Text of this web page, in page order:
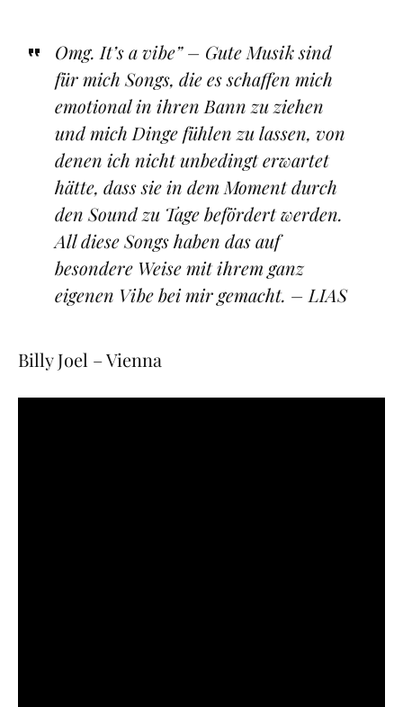
Omg. It’s a vibe” – Gute Musik sind
für mich Songs, die es schaffen mich
emotional in ihren Bann zu ziehen
und mich Dinge fühlen zu lassen, von
denen ich nicht unbedingt erwartet
hätte, dass sie in dem Moment durch
den Sound zu Tage befördert werden.
All diese Songs haben das auf
besondere Weise mit ihrem ganz
eigenen Vibe bei mir gemacht. – LIAS
Billy Joel – Vienna